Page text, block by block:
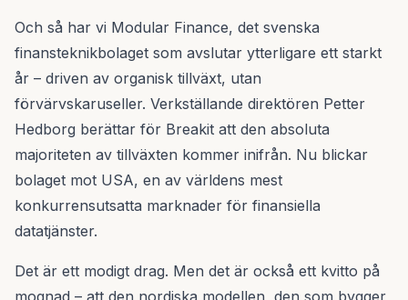
Och så har vi Modular Finance, det svenska
finansteknikbolaget som avslutar ytterligare ett starkt
år – driven av organisk tillväxt, utan
förvärvskaruseller. Verkställande direktören Petter
Hedborg berättar för Breakit att den absoluta
majoriteten av tillväxten kommer inifrån. Nu blickar
bolaget mot USA, en av världens mest
konkurrensutsatta marknader för finansiella
datatjänster.
Det är ett modigt drag. Men det är också ett kvitto på
mognad – att den nordiska modellen, den som bygger